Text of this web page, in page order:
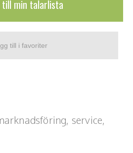
till min talarlista
service,